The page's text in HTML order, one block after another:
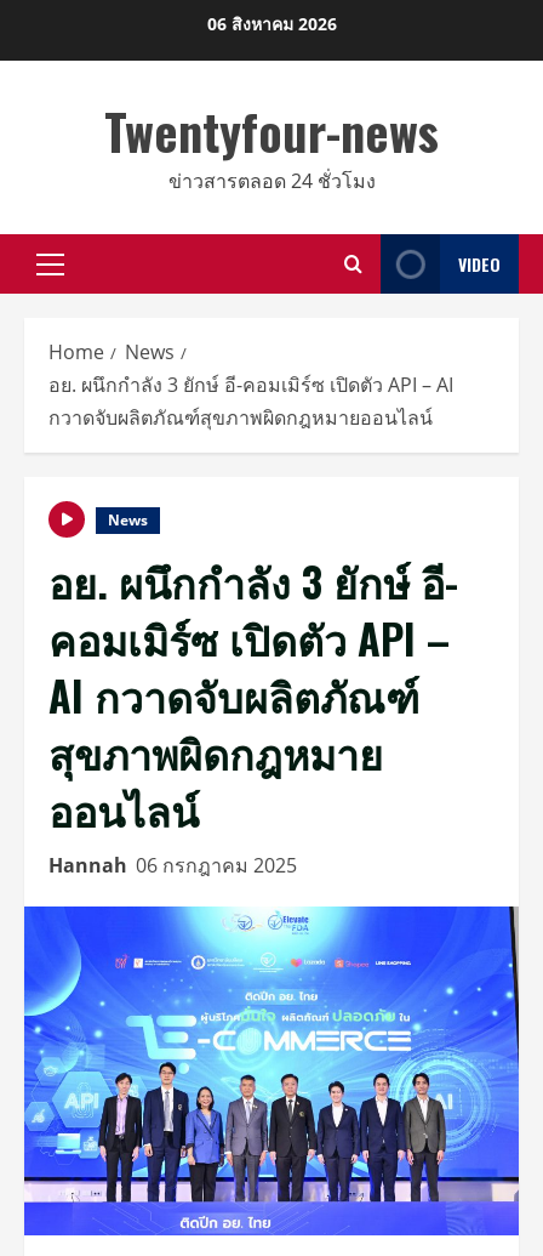
06 สิงหาคม 2026
Twentyfour-news
ข่าวสารตลอด 24 ชั่วโมง
Primary
VIDEO
Home
News
อย. ผนึกกำลัง 3 ยักษ์ อี-คอมเมิร์ซ เปิดตัว API – AI
กวาดจับผลิตภัณฑ์สุขภาพผิดกฎหมายออนไลน์
News
อย. ผนึกกำลัง 3 ยักษ์ อี-
คอมเมิร์ซ เปิดตัว API –
AI กวาดจับผลิตภัณฑ์
สุขภาพผิดกฎหมาย
ออนไลน์
Hannah 06 กรกฎาคม 2025